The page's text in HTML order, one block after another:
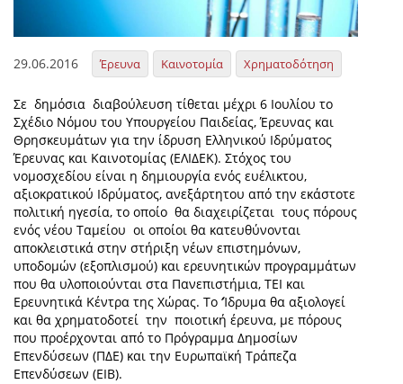
29.06.2016 Έρευνα Καινοτομία Χρηματοδότηση
Σε δημόσια διαβούλευση τίθεται μέχρι 6 Ιουλίου το
Σχέδιο Νόμου του Υπουργείου Παιδείας, Έρευνας και
Θρησκευμάτων για την ίδρυση Ελληνικού Ιδρύματος
Έρευνας και Καινοτομίας (EΛΙΔΕΚ). Στόχος του
νομοσχεδίου είναι η δημιουργία ενός ευέλικτου,
αξιοκρατικού Ιδρύματος, ανεξάρτητου από την εκάστοτε
πολιτική ηγεσία, το οποίο θα διαχειρίζεται τους πόρους
ενός νέου Ταμείου οι οποίοι θα κατευθύνονται
αποκλειστικά στην στήριξη νέων επιστημόνων,
υποδομών (εξοπλισμού) και ερευνητικών προγραμμάτων
που θα υλοποιούνται στα Πανεπιστήμια, ΤΕΙ και
Ερευνητικά Κέντρα της Χώρας. Το ‘Ίδρυμα θα αξιολογεί
και θα χρηματοδοτεί την ποιοτική έρευνα, με πόρους
που προέρχονται από το Πρόγραμμα Δημοσίων
Επενδύσεων (ΠΔΕ) και την Ευρωπαϊκή Τράπεζα
Επενδύσεων (EIB).